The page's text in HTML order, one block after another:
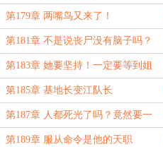
第179章 两嘴鸟又来了！
第181章 不是说丧尸没有脑子吗？
第183章 她要坚持！一定要等到姐
姐回来！
第185章 基地长变江队长
第187章 人都死光了吗？竟然要一
个五岁的孩子这样拼命？
第189章 服从命令是他的天职